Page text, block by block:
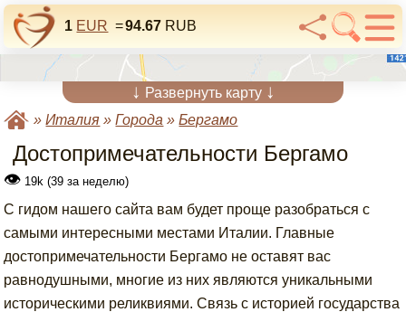
1 EUR =94.67 RUB
↓ Развернуть карту ↓
»Италия »Города »Бергамо
Достопримечательности Бергамо
👁 19k (39 за неделю)
С гидом нашего сайта вам будет проще разобраться с
самыми интересными местами Италии. Главные
достопримечательности Бергамо не оставят вас
равнодушными, многие из них являются уникальными
историческими реликвиями. Связь с историей государства